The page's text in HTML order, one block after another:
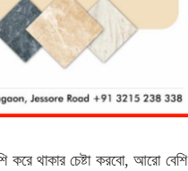
থাকার চেষ্টা করবো, আরো বেশি